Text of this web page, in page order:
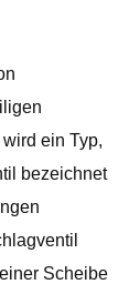
ein Typ,
bezeichnet
Scheibe